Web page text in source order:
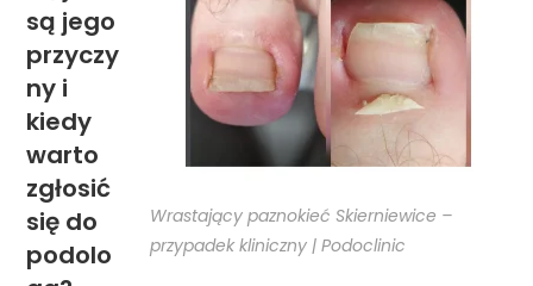
Wrastający paznokieć Skierniewice –
przypadek kliniczny | Podoclinic
są jego
przyczy
ny i
kiedy
warto
zgłosić
się do
podolo